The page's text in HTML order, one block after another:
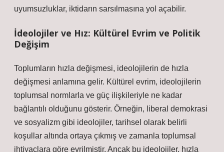
uyumsuzluklar, iktidarın sarsılmasına yol açabilir.
İdeolojiler ve Hız: Kültürel Evrim ve Politik
Değişim
Toplumların hızla değişmesi, ideolojilerin de hızla
değişmesi anlamına gelir. Kültürel evrim, ideolojilerin
toplumsal normlarla ve güç ilişkileriyle ne kadar
bağlantılı olduğunu gösterir. Örneğin, liberal demokrasi
ve sosyalizm gibi ideolojiler, tarihsel olarak belirli
koşullar altında ortaya çıkmış ve zamanla toplumsal
ihtiyaçlara göre evrilmiştir. Ancak bu ideolojiler, hızla